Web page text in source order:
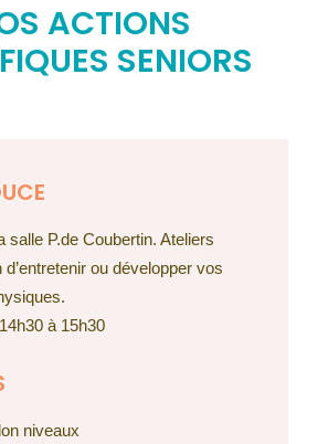
ACTIONS
SENIORS
salle P.de Coubertin. Ateliers
d’entretenir ou développer vos
à 15h30
niveaux